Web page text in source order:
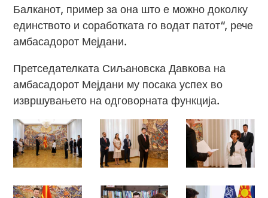
Балканот, пример за она што е можно доколку
единството и соработката го водат патот“, рече
амбасадорот Мејдани.
Претседателката Сиљановска Давкова на
амбасадорот Мејдани му посака успех во
извршувањето на одговорната функција.